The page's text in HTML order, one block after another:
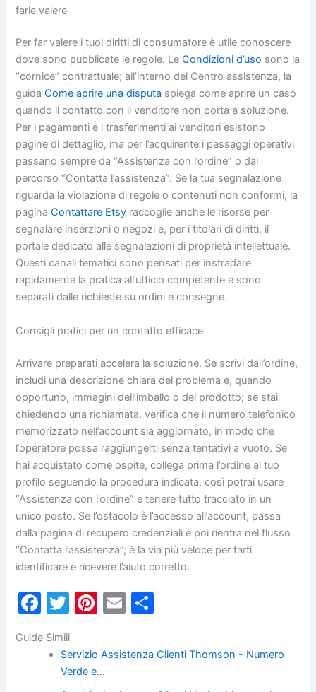
farle valere
Per far valere i tuoi diritti di consumatore è utile conoscere
dove sono pubblicate le regole. LeCondizioni d’uso sono la
“cornice” contrattuale; all’interno del Centro assistenza, la
guidaCome aprire una disputa spiega come aprire un caso
quando il contatto con il venditore non porta a soluzione.
Per i pagamenti e i trasferimenti ai venditori esistono
pagine di dettaglio, ma per l’acquirente i passaggi operativi
passano sempre da “Assistenza con l’ordine” o dal
percorso “Contatta l’assistenza”. Se la tua segnalazione
riguarda la violazione di regole o contenuti non conformi, la
paginaContattare Etsy raccoglie anche le risorse per
segnalare inserzioni o negozi e, per i titolari di diritti, il
portale dedicato alle segnalazioni di proprietà intellettuale.
Questi canali tematici sono pensati per instradare
rapidamente la pratica all’ufficio competente e sono
separati dalle richieste su ordini e consegne.
Consigli pratici per un contatto efficace
Arrivare preparati accelera la soluzione. Se scrivi dall’ordine,
includi una descrizione chiara del problema e, quando
opportuno, immagini dell’imballo o del prodotto; se stai
chiedendo una richiamata, verifica che il numero telefonico
memorizzato nell’account sia aggiornato, in modo che
l’operatore possa raggiungerti senza tentativi a vuoto. Se
hai acquistato come ospite, collega prima l’ordine al tuo
profilo seguendo la procedura indicata, così potrai usare
“Assistenza con l’ordine” e tenere tutto tracciato in un
unico posto. Se l’ostacolo è l’accesso all’account, passa
dalla pagina di recupero credenziali e poi rientra nel flusso
“Contatta l’assistenza”; è la via più veloce per farti
identificare e ricevere l’aiuto corretto.
F
c
T
itt
er
Pi
er
e
E
ai n
Guide Simili
Servizio Assistenza Clienti Thomson - Numero
Verde e…